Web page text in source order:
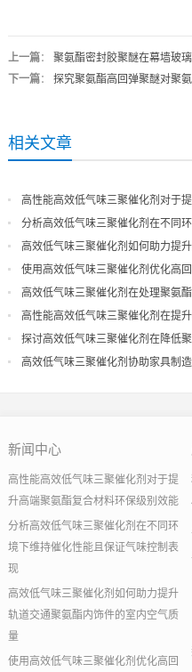
上一篇： 聚氨酯密封胶聚醚在幕墙玻
下一篇： 探究聚氨酯高回弹聚醚对聚
相关文章
高性能高效低气味三聚催化剂对于
分析高效低气味三聚催化剂在不同
现
高效低气味三聚催化剂如何助力提
量
使用高效低气味三聚催化剂优化高
高效低气味三聚催化剂在处理聚氨
导
高性能高效低气味三聚催化剂在提
探讨高效低气味三聚催化剂在降低
果
高效低气味三聚催化剂协助家具制
新闻中心
高性能高效低气味三聚催化剂对于提
升高端聚氨酯复合材料环保级别效能
分析高效低气味三聚催化剂在不同环
境下维持催化性能且保证气味控制表
现
高效低气味三聚催化剂如何助力提升
轨道交通聚氨酯内饰件的室内空气质
量
使用高效低气味三聚催化剂优化高回